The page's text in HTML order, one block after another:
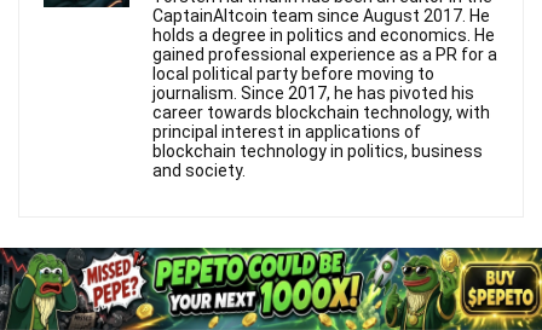
CaptainAltcoin team since August 2017. He
holds a degree in politics and economics. He
gained professional experience as a PR for a
local political party before moving to
journalism. Since 2017, he has pivoted his
career towards blockchain technology, with
principal interest in applications of
blockchain technology in politics, business
and society.
Verwandte Produkte